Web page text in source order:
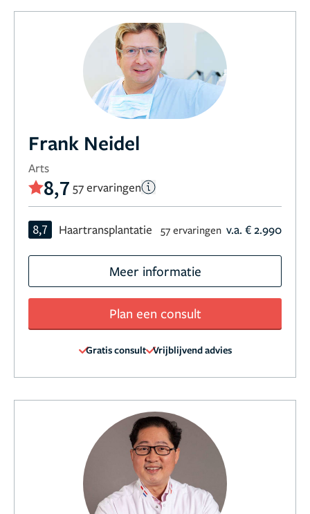
Frank Neidel
Arts
8,7 57 ervaringen
8,7 Haartransplantatie 57 ervaringen v.a. € 2.990
Meer informatie
Plan een consult
Gratis consult Vrijblijvend advies